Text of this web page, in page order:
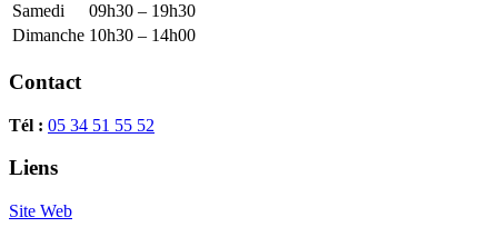
Samedi
09h30 – 19h30
Dimanche 10h30 – 14h00
Contact
Tél : 05 34 51 55 52
Liens
Site Web